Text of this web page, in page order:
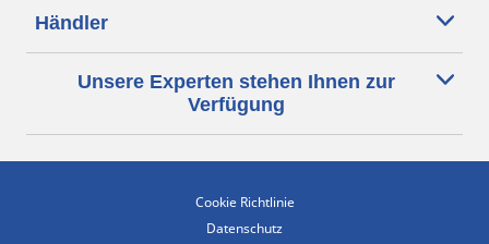
Händler
Unsere Experten stehen Ihnen zur
Verfügung
Cookie Richtlinie
Datenschutz